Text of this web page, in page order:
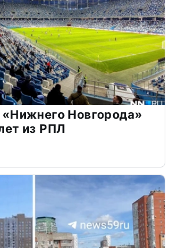
«Нижнего Новгорода»
из РПЛ